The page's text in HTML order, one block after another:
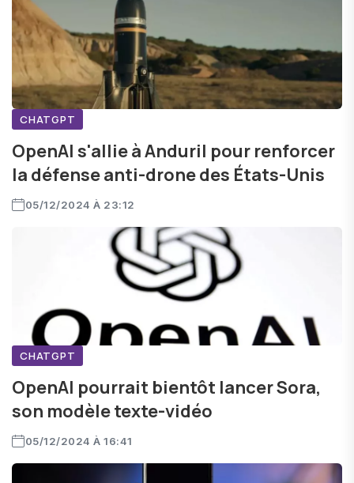
CHATGPT
OpenAI s'allie à Anduril pour renforcer
la défense anti-drone des États-Unis
05/12/2024 À 23:12
CHATGPT
OpenAI pourrait bientôt lancer Sora,
son modèle texte-vidéo
05/12/2024 À 16:41